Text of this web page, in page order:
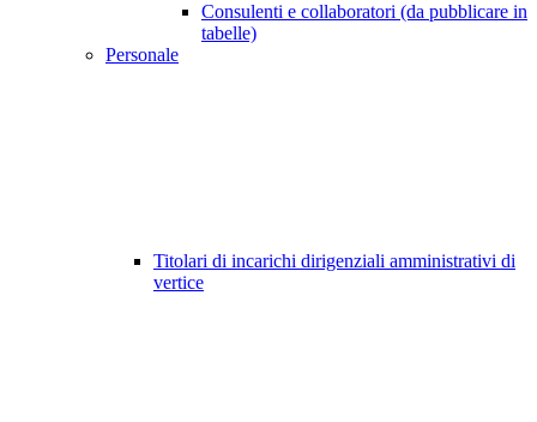
Consulenti e collaboratori (da pubblicare in
tabelle)
Personale
Titolari di incarichi dirigenziali amministrativi di
vertice